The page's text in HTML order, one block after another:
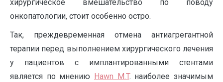
хирургическое вмешательство по поводу
онкопатологии, стоит особенно остро.
Так, преждевременная отмена антиагрегантной
терапии перед выполнением хирургического лечения
у пациентов с имплантированными стентами
является по мнению
Hawn M.T. наиболее значимым